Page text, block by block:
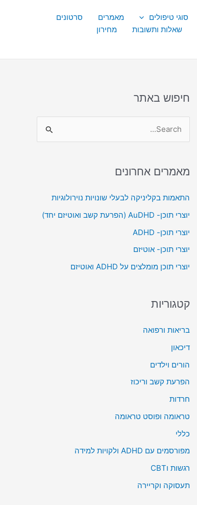
סוגי טיפולים מאמרים
סרטונים
שאלות ותשובות
מחירון
חיפוש באתר
r
o
:
מאמרים אחרונים
התאמות בקליניקה לבעלי שונויות נוירולוגיות
יוצרי תוכן- AuDHD (הפרעת קשב ואוטיזם יחד)
יוצרי תוכן- ADHD
יוצרי תוכן- אוטיזם
יוצרי תוכן מומלצים על ADHD ואוטיזם
קטגוריות
בריאות ורפואה
דיכאון
הורים וילדים
הפרעת קשב וריכוז
חרדות
טראומה ופוסט טראומה
כללי
מפורסמים עם ADHD ולקויות למידה
רגשות וCBT
תעסוקה וקריירה